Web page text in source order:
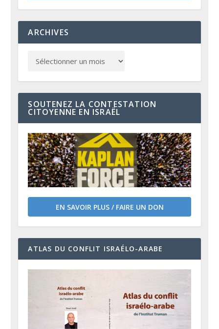
ARCHIVES
SOUTENEZ LA CONTESTATION
CITOYENNE EN ISRAËL
EN SAVOIR PLUS / FAIRE UN DON
ATLAS DU CONFLIT ISRAÉLO-ARABE